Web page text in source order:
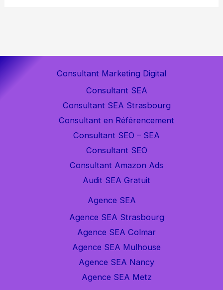
Consultant Marketing Digital
Consultant SEA
Consultant SEA Strasbourg
Consultant en Référencement
Consultant SEO – SEA
Consultant SEO
Consultant Amazon Ads
Audit SEA Gratuit
Agence SEA
Agence SEA Strasbourg
Agence SEA Colmar
Agence SEA Mulhouse
Agence SEA Nancy
Agence SEA Metz